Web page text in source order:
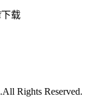
下载
Rights Reserved.